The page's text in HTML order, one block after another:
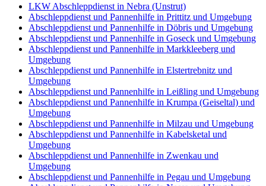
LKW Abschleppdienst in Nebra (Unstrut)
Abschleppdienst und Pannenhilfe in Prittitz und Umgebung
Abschleppdienst und Pannenhilfe in Döbris und Umgebung
Abschleppdienst und Pannenhilfe in Goseck und Umgebung
Abschleppdienst und Pannenhilfe in Markkleeberg und
Umgebung
Abschleppdienst und Pannenhilfe in Elstertrebnitz und
Umgebung
Abschleppdienst und Pannenhilfe in Leißling und Umgebung
Abschleppdienst und Pannenhilfe in Krumpa (Geiseltal) und
Umgebung
Abschleppdienst und Pannenhilfe in Milzau und Umgebung
Abschleppdienst und Pannenhilfe in Kabelsketal und
Umgebung
Abschleppdienst und Pannenhilfe in Zwenkau und
Umgebung
Abschleppdienst und Pannenhilfe in Pegau und Umgebung